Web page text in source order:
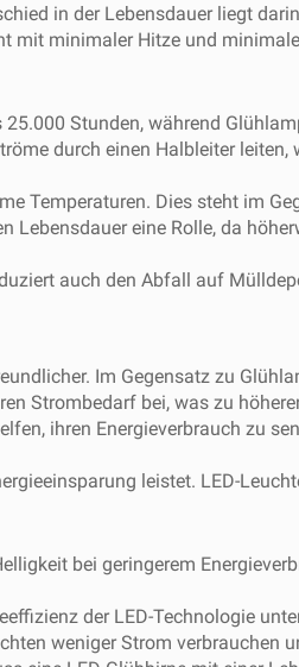
in der Lebensdauer liegt
mit minimaler Hitze und
Stunden, während
durch einen Halbleiter leiten,
Temperaturen. Dies steht im
Lebensdauer eine Rolle, da
auch den Abfall auf
Im Gegensatz zu
Strombedarf bei, was zu
ihren Energieverbrauch zu
leistet. LED-
bei geringerem
der LED-Technologie
weniger Strom verbrauchen